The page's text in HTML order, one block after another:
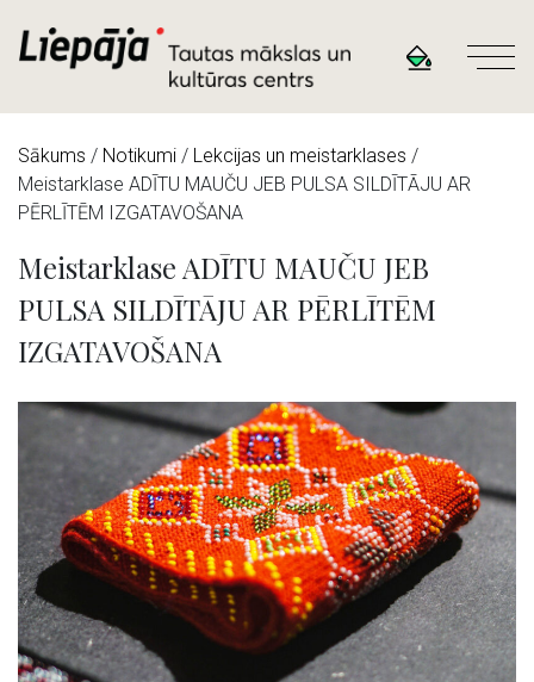
Sākums / Notikumi / Lekcijas un meistarklases /
Meistarklase ADĪTU MAUČU JEB PULSA SILDĪTĀJU AR
PĒRLĪTĒM IZGATAVOŠANA
Meistarklase ADĪTU MAUČU JEB
PULSA SILDĪTĀJU AR PĒRLĪTĒM
IZGATAVOŠANA